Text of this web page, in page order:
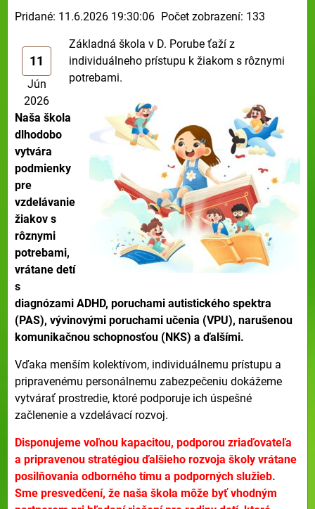
Pridané: 11.6.2026 19:30:06 Počet zobrazení: 133
11
Jún
2026
Základná škola v D. Porube ťaží z
individuálneho prístupu k žiakom s rôznymi
potrebami.
Naša škola
dlhodobo
vytvára
podmienky
pre
vzdelávanie
žiakov s
rôznymi
potrebami,
vrátane detí
s
diagnózami ADHD, poruchami autistického spektra
(PAS), vývinovými poruchami učenia (VPU), narušenou
komunikačnou schopnosťou (NKS) a ďalšími.
Vďaka menším kolektívom, individuálnemu prístupu a
pripravenému personálnemu zabezpečeniu dokážeme
vytvárať prostredie, ktoré podporuje ich úspešné
začlenenie a vzdelávací rozvoj.
Disponujeme voľnou kapacitou, podporou zriaďovateľa
a pripravenou stratégiou ďalšieho rozvoja školy vrátane
posilňovania odborného tímu a podporných služieb.
Sme presvedčení, že naša škola môže byť vhodným